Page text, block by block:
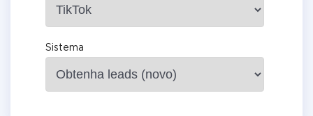
Sistema